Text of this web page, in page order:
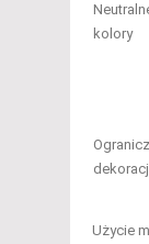
kolory
Użycie